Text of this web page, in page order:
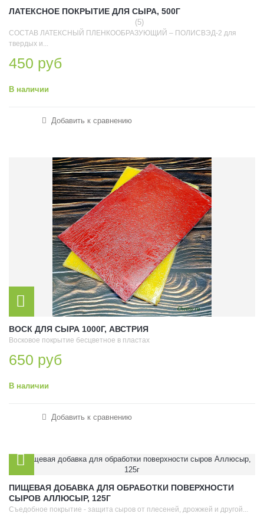
ЛАТЕКСНОЕ ПОКРЫТИЕ ДЛЯ СЫРА, 500Г
(5)
СОСТАВ ЛАТЕКСНЫЙ ПЛЕНКООБРАЗУЮЩИЙ – ПОЛИСВЭД-2 для
твердых и...
450 руб
В наличии
Добавить к сравнению
ВОСК ДЛЯ СЫРА 1000Г, АВСТРИЯ
Восковое покрытие бесцветное в пластах
650 руб
В наличии
Добавить к сравнению
ПИЩЕВАЯ ДОБАВКА ДЛЯ ОБРАБОТКИ ПОВЕРХНОСТИ
СЫРОВ АЛЛЮСЫР, 125Г
Съедобное покрытие - защита сыров от плесеней, дрожжей и другой...